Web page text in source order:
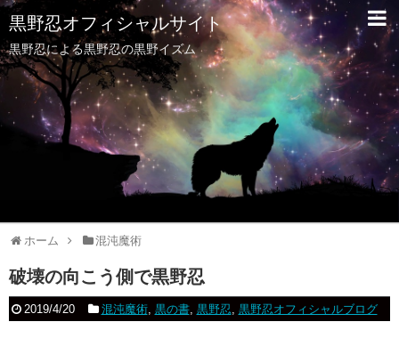
黒野忍オフィシャルサイト
黒野忍による黒野忍の黒野イズム
ホーム 混沌魔術
破壊の向こう側で黒野忍
2019/4/20 混沌魔術, 黒の書, 黒野忍, 黒野忍オフィシャルブログ